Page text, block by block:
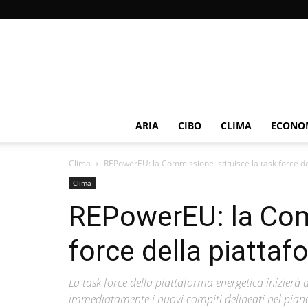
ARIA CIBO CLIMA
Clima REPowerEU: la Commissione istituisce la task force
Clima
REPowerEU: la
force della
La task force della piattaforma energetica
immediatamente i nuovi compiti delineati nel